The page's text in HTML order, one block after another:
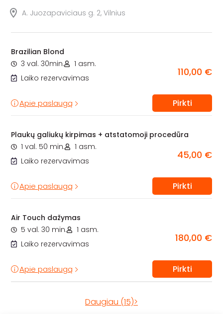
A. Juozapaviciaus g. 2, Vilnius
Brazilian Blond
3 val. 30min.
1 asm.
Laiko rezervavimas
110,00 €
Apie paslaugą Pirkti
Plaukų galiukų kirpimas + atstatomoji procedūra
1 val. 50 min.
1 asm.
Laiko rezervavimas
45,00 €
Apie paslaugą Pirkti
Air Touch dažymas
5 val. 30 min.
1 asm.
Laiko rezervavimas
180,00 €
Apie paslaugą Pirkti
Daugiau (15)>